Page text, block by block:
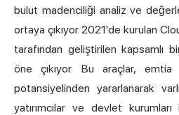
bulut madenciliği analiz ve
ortaya çıkıyor. 2021'de kurulan
tarafından geliştirilen kapsamlı
öne çıkıyor. Bu araçlar, emtia
potansiyelinden yararlanarak
yatırımcılar ve devlet